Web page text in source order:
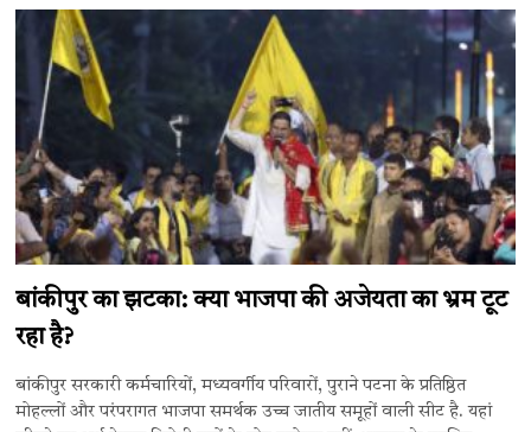
बांकीपुर का झटका: क्या भाजपा की अजेयता का भ्रम टूट
रहा है?
बांकीपुर सरकारी कर्मचारियों, मध्यवर्गीय परिवारों, पुराने पटना के प्रतिष्ठित
मोहल्लों और परंपरागत भाजपा समर्थक उच्च जातीय समूहों वाली सीट है. यहां